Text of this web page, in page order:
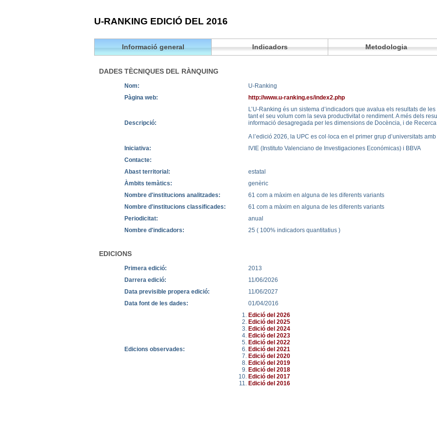
U-RANKING EDICIÓ DEL 2016
Informació general Indicadors Metodologia
DADES TÈCNIQUES DEL RÀNQUING
Nom:
U-Ranking
Pàgina web:
http://www.u-ranking.es/index2.php
Descripció:
L’U-Ranking és un sistema d’indicadors que avalua els resultats de
tant el seu volum com la seva productivitat o rendiment. A més dels
informació desagregada per les dimensions de Docència, i de
A l’edició 2026, la UPC es col·loca en el primer grup d’universitats
Iniciativa:
IVIE (Instituto Valenciano de Investigaciones Económicas) i BBVA
Contacte:
Abast territorial:
estatal
Àmbits temàtics:
genèric
Nombre d'institucions analitzades:
61 com a màxim en alguna de les diferents variants
Nombre d'institucions classificades:
61 com a màxim en alguna de les diferents variants
Periodicitat:
anual
Nombre d'indicadors:
25 ( 100% indicadors quantitatius )
EDICIONS
Primera edició:
2013
Darrera edició:
11/06/2026
Data previsible propera edició:
11/06/2027
Data font de les dades:
01/04/2016
Edicions observades:
Edició del 2026
Edició del 2025
Edició del 2024
Edició del 2023
Edició del 2022
Edició del 2021
Edició del 2020
Edició del 2019
Edició del 2018
Edició del 2017
Edició del 2016